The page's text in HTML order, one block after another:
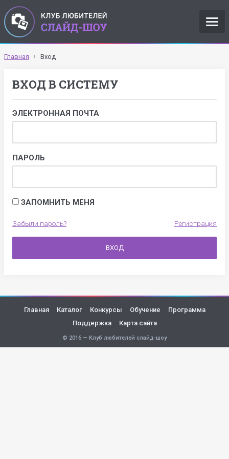
Главная Вход
ВХОД В СИСТЕМУ
ЭЛЕКТРОННАЯ ПОЧТА
ПАРОЛЬ
ЗАПОМНИТЬ МЕНЯ
Забыли пароль? Регистрация
ВХОД
Главная Каталог Конкурсы Обучение
Программа
Поддержка
Карта сайта
© 2016 — Клуб любителей слайд-шоу